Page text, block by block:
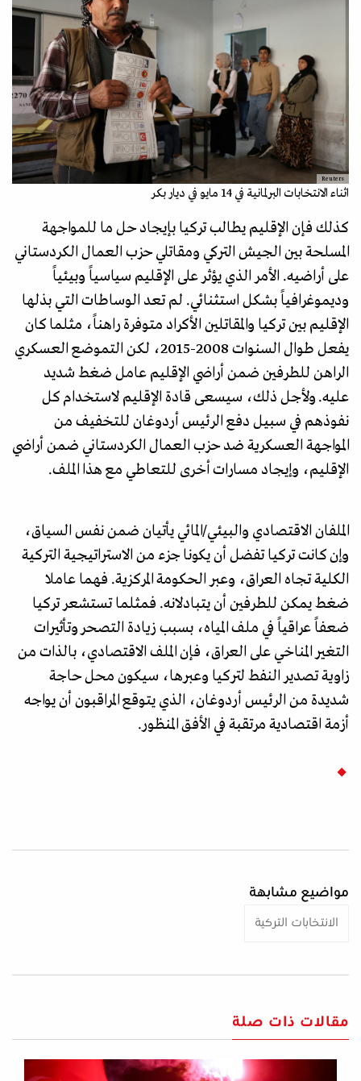
Reuters
اثناء الانتخابات البرلمانية في 14 مايو في ديار بكر
كذلك فإن الإقليم يطالب تركيا بإيجاد حل ما للمواجهة
المسلحة بين الجيش التركي ومقاتلي حزب العمال الكردستاني
على أراضيه. الأمر الذي يؤثر على الإقليم سياسياً وبيئياً
وديموغرافياً بشكل استثنائي. لم تعد الوساطات التي بذلها
الإقليم بين تركيا والمقاتلين الأكراد متوفرة راهناً، مثلما كان
يفعل طوال السنوات 2008-2015، لكن التموضع العسكري
الراهن للطرفين ضمن أراضي الإقليم عامل ضغط شديد
عليه. ولأجل ذلك، سيسعى قادة الإقليم لاستخدام كل
نفوذهم في سبيل دفع الرئيس أردوغان للتخفيف من
المواجهة العسكرية ضد حزب العمال الكردستاني ضمن أراضي
الإقليم، وإيجاد مسارات أخرى للتعاطي مع هذا الملف.
الملفان الاقتصادي والبيئي/المائي يأتيان ضمن نفس السياق،
وإن كانت تركيا تفضل أن يكونا جزء من الاستراتيجية التركية
الكلية تجاه العراق، وعبر الحكومة المركزية. فهما عاملا
ضغط يمكن للطرفين أن يتبادلانه. فمثلما تستشعر تركيا
ضعفاً عراقياً في ملف المياه، بسبب زيادة التصحر وتأثيرات
التغير المناخي على العراق، فإن الملف الاقتصادي، بالذات من
زاوية تصدير النفط لتركيا وعبرها، سيكون محل حاجة
شديدة من الرئيس أردوغان، الذي يتوقع المراقبون أن يواجه
أزمة اقتصادية مرتقبة في الأفق المنظور.
مواضيع مشابهة
الانتخابات التركية
مقالات ذات صلة